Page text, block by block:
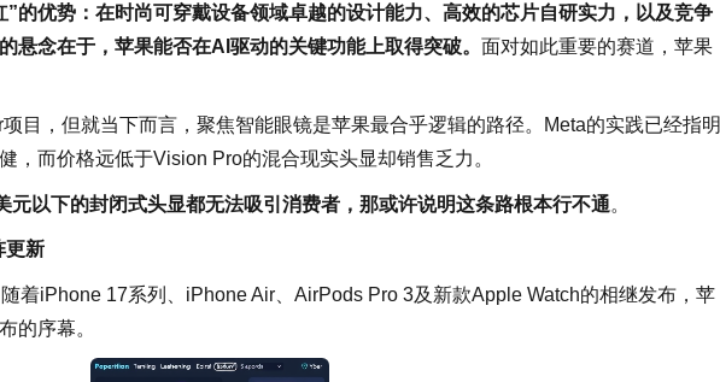
的优势：在时尚可穿戴设备领域卓越的设计能力、高效的芯片自研实力，以及竞争
悬念在于，苹果能否在AI驱动的关键功能上取得突破。 面对如此重要的赛道，苹果
目，但就当下而言，聚焦智能眼镜是苹果最合乎逻辑的路径。Meta的实践已经指明
，而价格远低于Vision Pro的混合现实头显却销售乏力。
元以下的封闭式头显都无法吸引消费者，那或许说明这条路根本行不通。
更新
着iPhone 17系列、iPhone Air、AirPods Pro 3及新款Apple Watch的相继发布，苹
的序幕。